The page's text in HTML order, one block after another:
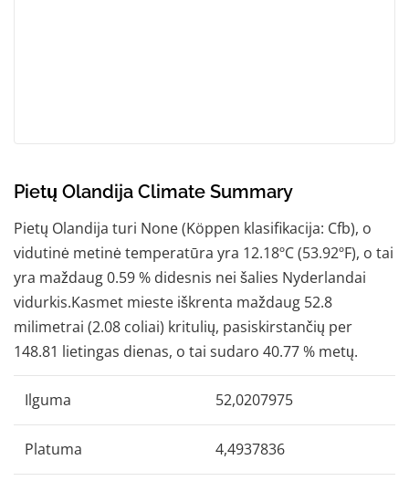
Pietų Olandija Climate Summary
Pietų Olandija turi None (Köppen klasifikacija: Cfb), o
vidutinė metinė temperatūra yra 12.18ºC (53.92ºF), o tai
yra maždaug 0.59 % didesnis nei šalies Nyderlandai
vidurkis.Kasmet mieste iškrenta maždaug 52.8
milimetrai (2.08 coliai) kritulių, pasiskirstančių per
148.81 lietingas dienas, o tai sudaro 40.77 % metų.
Ilguma 52,0207975
Platuma 4,4937836